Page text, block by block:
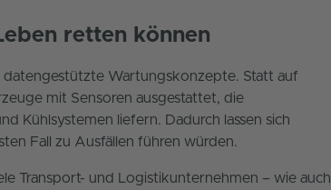
retten können
datengestützte Wartungskonzepte. Statt auf
mit Sensoren ausgestattet, die
Kühlsystemen liefern. Dadurch lassen sich
Fall zu Ausfällen führen würden.
Transport- und Logistikunternehmen – wie auch